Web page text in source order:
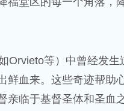
等）中曾经发生
鲜血来。这些奇迹帮助
临于基督圣体和圣血之